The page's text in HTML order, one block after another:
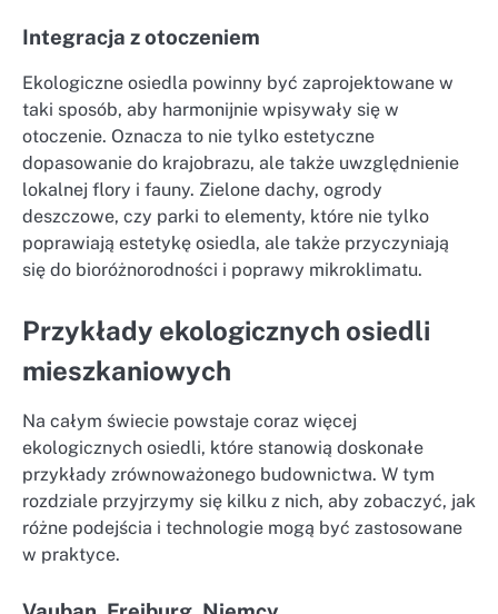
Integracja z otoczeniem
Ekologiczne osiedla powinny być zaprojektowane w
taki sposób, aby harmonijnie wpisywały się w
otoczenie. Oznacza to nie tylko estetyczne
dopasowanie do krajobrazu, ale także uwzględnienie
lokalnej flory i fauny. Zielone dachy, ogrody
deszczowe, czy parki to elementy, które nie tylko
poprawiają estetykę osiedla, ale także przyczyniają
się do bioróżnorodności i poprawy mikroklimatu.
Przykłady ekologicznych osiedli
mieszkaniowych
Na całym świecie powstaje coraz więcej
ekologicznych osiedli, które stanowią doskonałe
przykłady zrównoważonego budownictwa. W tym
rozdziale przyjrzymy się kilku z nich, aby zobaczyć, jak
różne podejścia i technologie mogą być zastosowane
w praktyce.